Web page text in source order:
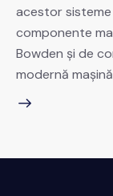
acestor
componente
Bowden și de
modernă